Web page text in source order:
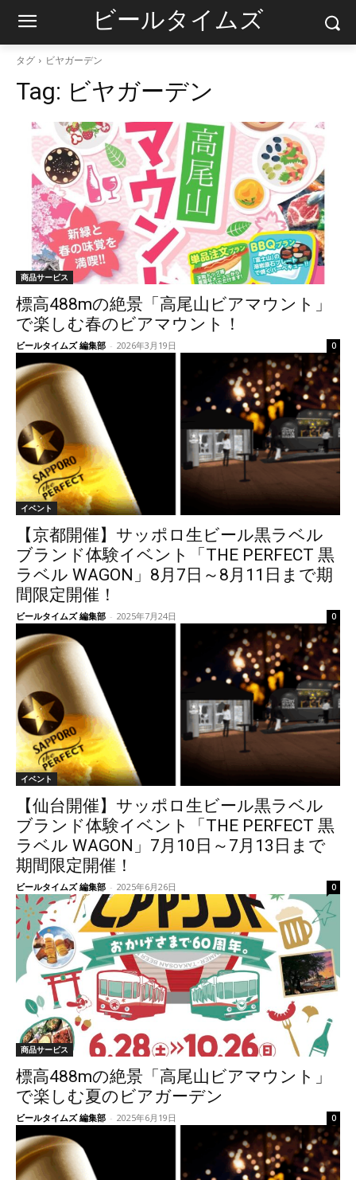
ビールタイムズ
タグ ビヤガーデン
Tag: ビヤガーデン
商品サービス
標高488mの絶景「高尾山ビアマウント」
で楽しむ春のビアマウント！
ビールタイムズ 編集部 - 2026年3月19日 0
イベント
【京都開催】サッポロ生ビール黒ラベル
ブランド体験イベント「THE PERFECT 黒
ラベル WAGON」8月7日～8月11日まで期
間限定開催！
ビールタイムズ 編集部 - 2025年7月24日 0
イベント
【仙台開催】サッポロ生ビール黒ラベル
ブランド体験イベント「THE PERFECT 黒
ラベル WAGON」7月10日～7月13日まで
期間限定開催！
ビールタイムズ 編集部 - 2025年6月26日 0
商品サービス
標高488mの絶景「高尾山ビアマウント」
で楽しむ夏のビアガーデン
ビールタイムズ 編集部 - 2025年6月19日 0